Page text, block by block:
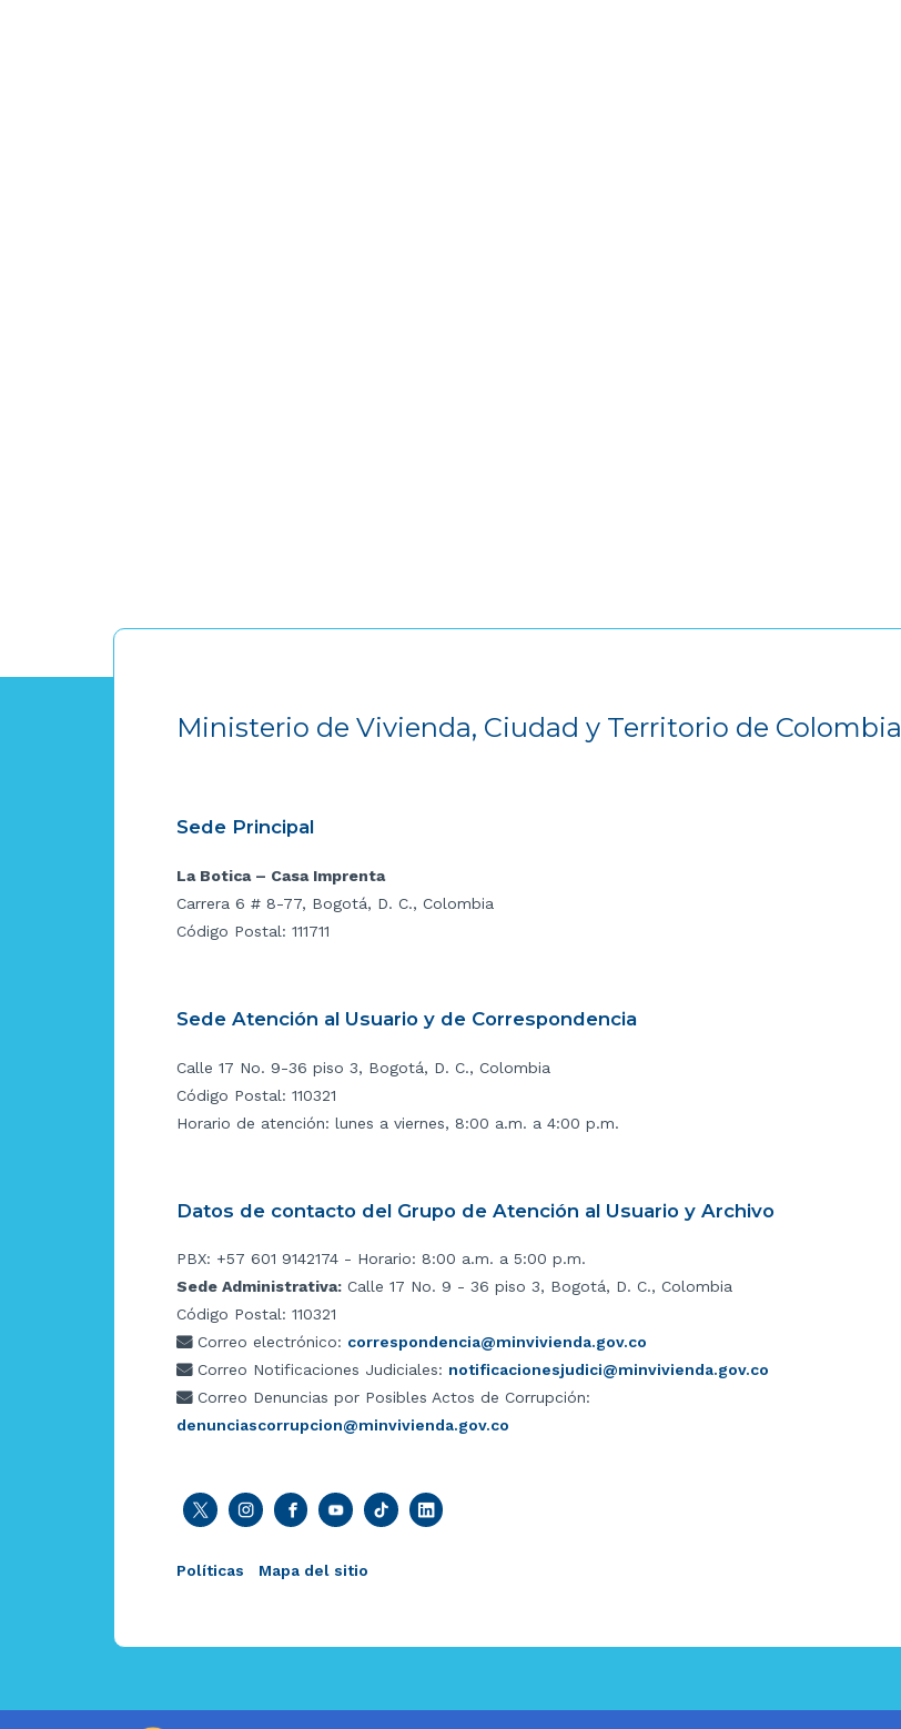
Ministerio de Vivienda, Ciudad y Territorio de Colombia
Sede Principal
La Botica – Casa Imprenta
Carrera 6 # 8-77, Bogotá, D. C., Colombia
Código Postal: 111711
Sede Atención al Usuario y de Correspondencia
Calle 17 No. 9-36 piso 3, Bogotá, D. C., Colombia
Código Postal: 110321
Horario de atención: lunes a viernes, 8:00 a.m. a 4:00 p.m.
Datos de contacto del Grupo de Atención al Usuario y Archivo
PBX: +57 601 9142174 - Horario: 8:00 a.m. a 5:00 p.m.
Sede Administrativa: Calle 17 No. 9 - 36 piso 3, Bogotá, D. C., Colombia
Código Postal: 110321
Correo electrónico: correspondencia@minvivienda.gov.co
Correo Notificaciones Judiciales: notificacionesjudici@minvivienda.gov.co
Correo Denuncias por Posibles Actos de Corrupción:
denunciascorrupcion@minvivienda.gov.co
Políticas Mapa del sitio